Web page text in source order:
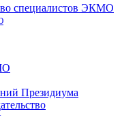
Президиума